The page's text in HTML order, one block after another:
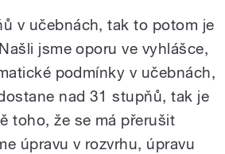
v učebnách, tak to potom je
jsme oporu ve vyhlášce,
podmínky v učebnách,
nad 31 stupňů, tak je
toho, že se má přerušit
úpravu v rozvrhu, úpravu